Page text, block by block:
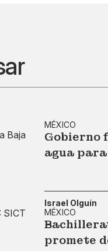
MÉXICO
Gobierno
agua
Israel Olguín
MÉXICO
promete